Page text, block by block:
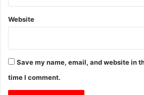
Website
Save my name, email, and website in
time I comment.